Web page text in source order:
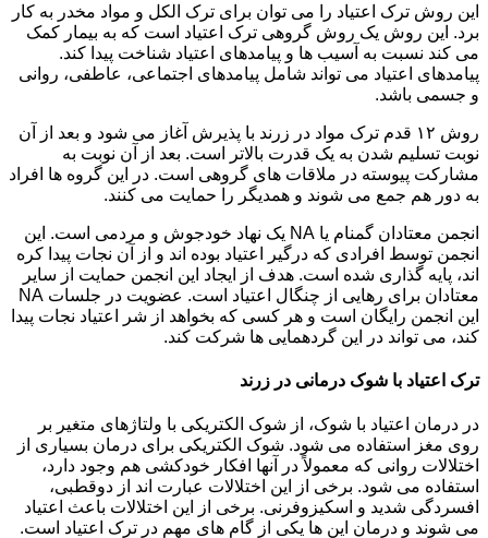
این روش ترک اعتیاد را می توان برای ترک الکل و مواد مخدر به کار
برد. این روش یک روش گروهی ترک اعتیاد است که به بیمار کمک
می کند نسبت به آسیب ها و پیامدهای اعتیاد شناخت پیدا کند.
پیامدهای اعتیاد می تواند شامل پیامدهای اجتماعی، عاطفی، روانی
و جسمی باشد.
روش ۱۲ قدم ترک مواد در زرند با پذیرش آغاز می شود و بعد از آن
نوبت تسلیم شدن به یک قدرت بالاتر است. بعد از آن نوبت به
مشارکت پیوسته در ملاقات های گروهی است. در این گروه ها افراد
به دور هم جمع می شوند و همدیگر را حمایت می کنند.
انجمن معتادان گمنام یا NA یک نهاد خودجوش و مردمی است. این
انجمن توسط افرادی که درگیر اعتیاد بوده اند و از آن نجات پیدا کره
اند، پایه گذاری شده است. هدف از ایجاد این انجمن حمایت از سایر
معتادان برای رهایی از چنگال اعتیاد است. عضویت در جلسات NA
این انجمن رایگان است و هر کسی که بخواهد از شر اعتیاد نجات پیدا
کند، می تواند در این گردهمایی ها شرکت کند.
ترک اعتیاد با شوک درمانی در زرند
در درمان اعتیاد با شوک، از شوک الکتریکی با ولتاژهای متغیر بر
روی مغز استفاده می شود. شوک الکتریکی برای درمان بسیاری از
اختلالات روانی که معمولاً در آنها افکار خودکشی هم وجود دارد،
استفاده می شود. برخی از این اختلالات عبارت اند از دوقطبی،
افسردگی شدید و اسکیزوفرنی. برخی از این اختلالات باعث اعتیاد
می شوند و درمان این ها یکی از گام های مهم در ترک اعتیاد است.